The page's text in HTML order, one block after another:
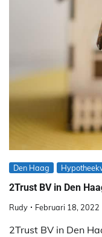
Den Haag
2Trust BV in Den
Rudy Februari 18, 2022
2Trust BV in Den